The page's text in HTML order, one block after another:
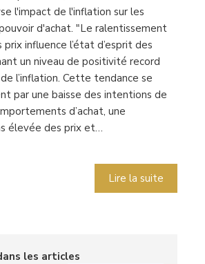
l'impact de l'inflation sur les
d'achat. "Le ralentissement
prix influence l’état d’esprit des
un niveau de positivité record
l’inflation. Cette tendance se
par une baisse des intentions de
d’achat, une
élevée des prix et…
Lire la suite
les articles